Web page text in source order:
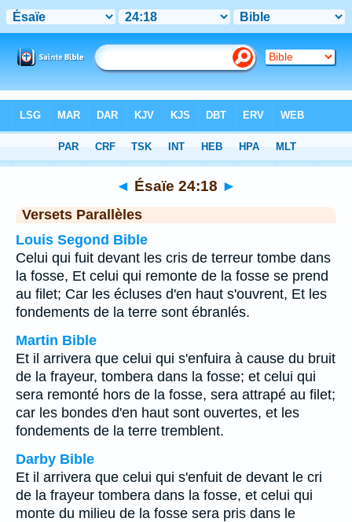
Chapitre 24> Verset 18
◄ Ésaïe 24:18 ►
Versets Parallèles
Louis Segond Bible
Celui qui fuit devant les cris de terreur tombe dans
la fosse, Et celui qui remonte de la fosse se prend
au filet; Car les écluses d'en haut s'ouvrent, Et les
fondements de la terre sont ébranlés.
Martin Bible
Et il arrivera que celui qui s'enfuira à cause du bruit
de la frayeur, tombera dans la fosse; et celui qui
sera remonté hors de la fosse, sera attrapé au filet;
car les bondes d'en haut sont ouvertes, et les
fondements de la terre tremblent.
Darby Bible
Et il arrivera que celui qui s'enfuit de devant le cri
de la frayeur tombera dans la fosse, et celui qui
monte du milieu de la fosse sera pris dans le